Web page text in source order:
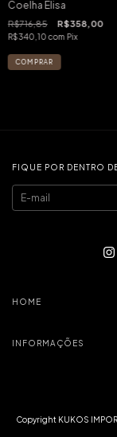
Coelha Elisa
R$716,85 R$358,00
R$340,10com Pix
FIQUE POR DENTRO
HOME
INFORMAÇÕES
Copyright KUKOS